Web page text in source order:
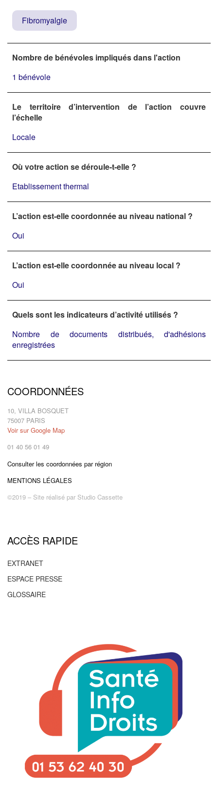
Fibromyalgie
Nombre de bénévoles impliqués dans l'action
1 bénévole
Le territoire d’intervention de l’action couvre
l’échelle
Locale
Où votre action se déroule-t-elle ?
Etablissement thermal
L’action est-elle coordonnée au niveau national ?
Oui
L’action est-elle coordonnée au niveau local ?
Oui
Quels sont les indicateurs d’activité utilisés ?
Nombre de documents distribués, d'adhésions
enregistrées
COORDONNÉES
10, VILLA BOSQUET
75007 PARIS
Voir sur Google Map
01 40 56 01 49
Consulter les coordonnées par région
MENTIONS LÉGALES
©2019 – Site réalisé par Studio Cassette
ACCÈS RAPIDE
EXTRANET
ESPACE PRESSE
GLOSSAIRE